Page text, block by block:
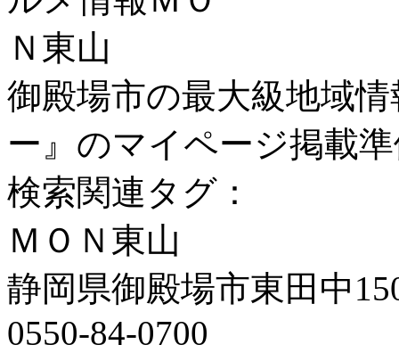
御殿場市の最大級地域
ー』のマイページ掲載
検索関連タグ：
ＭＯＮ東山
静岡県御殿場市東田中
0550-84-0700